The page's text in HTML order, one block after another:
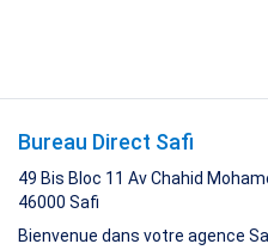
Bureau Direct Safi
49 Bis Bloc 11 Av Chahid
46000 Safi
Bienvenue dans votre agence